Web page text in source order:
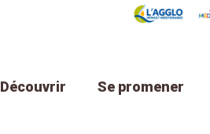
Découvrir Se promener